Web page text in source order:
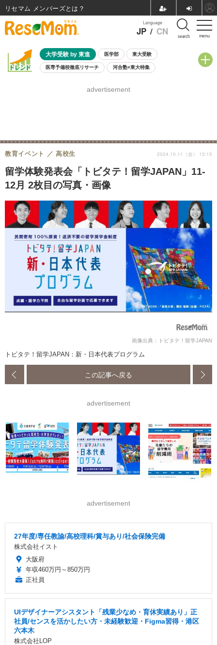
menu
Language
JP / CN search
大学受験 by 東進 医学部 東大受験
医専予備校徹底リサーチ 河合塾×東大特集
8月開催学校説明会・相談会
advertisement
留学体験発表会「トビタテ！留学JAPAN」11-
12月 2枚目の写真・画像
教育イベント 高校生 2024.10.11（金） 13:15
画像出典：トビタテ！留学JAPAN
トビタテ！留学JAPAN：新・日本代表プログラム
この記事へ戻る
advertisement
advertisement
27年度/専任教諭/高校理科/賞与あり/社会保険完備
株式会社イスト
大阪府
年収460万円～850万円
正社員
UIデザイナーアシスタント「残業少なめ・育休実績あり」正
社員/センスを活かしたい方・未経験歓迎・Figma習得・港区
六本木
株式会社LOP
リセマム メンバーズ